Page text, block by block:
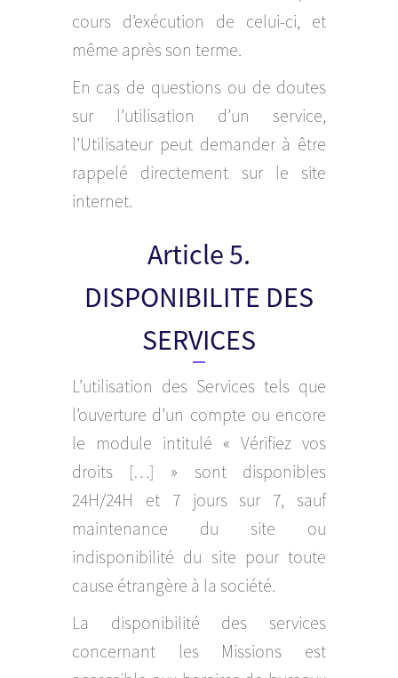
cours d’exécution de celui-ci, et
même après son terme.
En cas de questions ou de doutes
sur l’utilisation d’un service,
l’Utilisateur peut demander à être
rappelé directement sur le site
internet.
Article 5.
DISPONIBILITE DES
SERVICES
L’utilisation des Services tels que
l’ouverture d’un compte ou encore
le module intitulé « Vérifiez vos
droits […] » sont disponibles
24H/24H et 7 jours sur 7, sauf
maintenance du site ou
indisponibilité du site pour toute
cause étrangère à la société.
La disponibilité des services
concernant les Missions est